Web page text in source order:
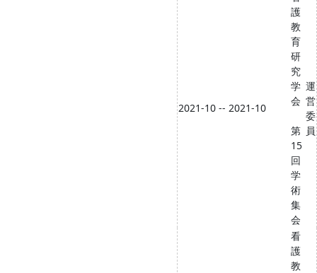
2021-10 -- 2021-10
護
教
育
研
究
学
会
第
15
回
学
術
集
会
運
営
委
員
看
護
教